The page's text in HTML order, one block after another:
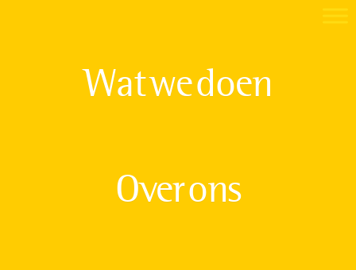
Wat we doen
Over ons